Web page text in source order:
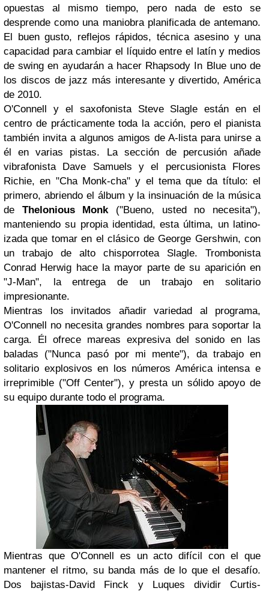
opuestas al mismo tiempo, pero nada de esto se
desprende como una maniobra planificada de antemano.
El buen gusto, reflejos rápidos, técnica asesino y una
capacidad para cambiar el líquido entre el latín y medios
de swing en ayudarán a hacer Rhapsody In Blue uno de
los discos de jazz más interesante y divertido, América
de 2010.
O'Connell y el saxofonista Steve Slagle están en el
centro de prácticamente toda la acción, pero el pianista
también invita a algunos amigos de A-lista para unirse a
él en varias pistas. La sección de percusión añade
vibrafonista Dave Samuels y el percusionista Flores
Richie, en "Cha Monk-cha" y el tema que da título: el
primero, abriendo el álbum y la insinuación de la música
de Thelonious Monk("Bueno, usted no necesita"),
manteniendo su propia identidad, esta última, un latino-
izada que tomar en el clásico de George Gershwin, con
un trabajo de alto chisporrotea Slagle. Trombonista
Conrad Herwig hace la mayor parte de su aparición en
"J-Man", la entrega de un trabajo en solitario
impresionante.
Mientras los invitados añadir variedad al programa,
O'Connell no necesita grandes nombres para soportar la
carga. Él ofrece mareas expresiva del sonido en las
baladas ("Nunca pasó por mi mente"), da trabajo en
solitario explosivos en los números América intensa e
irreprimible ("Off Center"), y presta un sólido apoyo de
su equipo durante todo el programa.
Mientras que O'Connell es un acto difícil con el que
mantener el ritmo, su banda más de lo que el desafío.
Dos bajistas-David Finck y Luques dividir Curtis-